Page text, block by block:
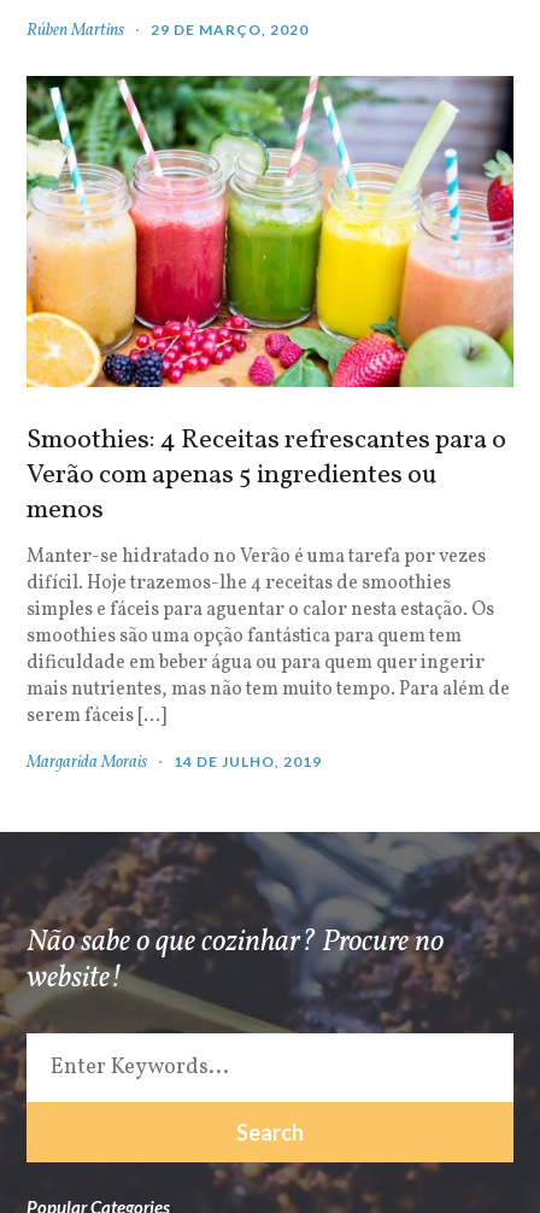
Rúben Martins 29 DE MARÇO, 2020
Smoothies: 4 Receitas refrescantes para o
Verão com apenas 5 ingredientes ou
menos
Manter-se hidratado no Verão é uma tarefa por vezes
difícil. Hoje trazemos-lhe 4 receitas de smoothies
simples e fáceis para aguentar o calor nesta estação. Os
smoothies são uma opção fantástica para quem tem
dificuldade em beber água ou para quem quer ingerir
mais nutrientes, mas não tem muito tempo. Para além de
serem fáceis […]
Margarida Morais 14 DE JULHO, 2019
Não sabe o que cozinhar? Procure no
website!
Popular Categories